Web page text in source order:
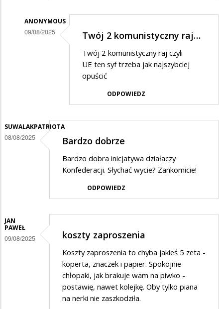
ANONYMOUS
09/08/2025
odpowiedzi
Ta
konfederacja
Twój 2 komunistyczny raj…
Twój 2 komunistyczny raj czyli
UE ten syf trzeba jak najszybciej
opuścić
ODPOWIEDZ
SUWALAKPATRIOTA
08/08/2025 Bardzo dobrze
Bardzo dobra inicjatywa działaczy
Konfederacji. Słychać wycie? Zankomicie!
ODPOWIEDZ
JAN
PAWEŁ
09/08/2025 koszty zaproszenia
Koszty zaproszenia to chyba jakieś 5 zeta -
koperta, znaczek i papier. Spokojnie
chłopaki, jak brakuje wam na piwko -
postawię, nawet kolejkę. Oby tylko piana
na nerki nie zaszkodziła.